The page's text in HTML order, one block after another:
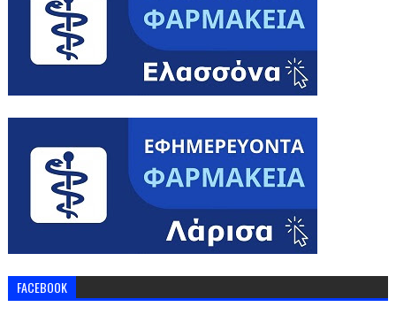
FACEBOOK